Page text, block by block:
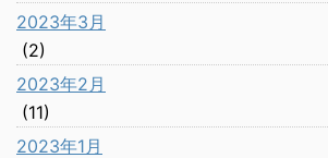
2023年3月
(2)
2023年2月
(11)
2023年1月